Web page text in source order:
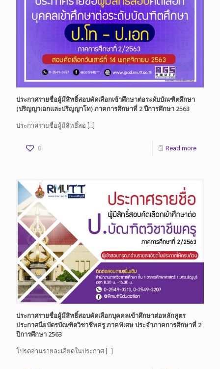
ประกาศรายชื่อผู้มีสิทธิ์สอบคัดเลือกเข้าศึกษาต่อระดับบัณฑิตศึกษา
(ปริญญาเอกและปริญญาโท) ภาคการศึกษาที่ 2 ปีการศึกษา 2563
ประกาศรายชื่อผู้มีสิทธิ์สอ
0 Read more
ประกาศรายชื่อผู้มีสิทธิ์สอบคัดเลือกบุคคลเข้าศึกษาต่อหลักสูตร
ประกาศนียบัตรบัณฑิตวิชาชีพครู ภาคพิเศษ ประจำภาคการศึกษาที่ 2
ปีการศึกษา 2563
โปรดอ่านรายละเอียดในประกาศ